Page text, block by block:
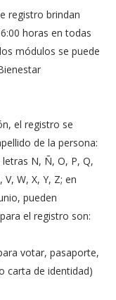
registro brindan
horas en todas
módulos se puede
el registro se
de la persona:
N, Ñ, O, P, Q,
W, X, Y, Z; en
pueden
el registro son:
votar, pasaporte,
carta de identidad)